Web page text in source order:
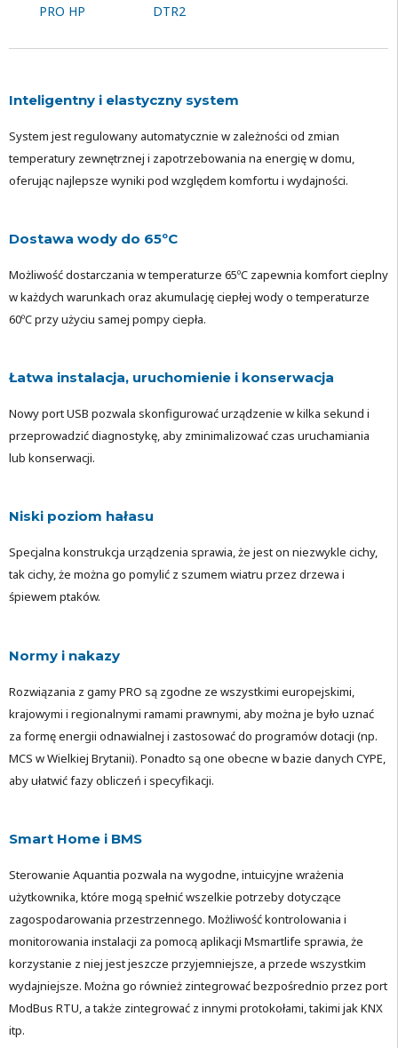
PRO HP
DTR2
Inteligentny i elastyczny system
System jest regulowany automatycznie w zależności od zmian
temperatury zewnętrznej i zapotrzebowania na energię w domu,
oferując najlepsze wyniki pod względem komfortu i wydajności.
Dostawa wody do 65ºC
Możliwość dostarczania w temperaturze 65ºC zapewnia komfort cieplny
w każdych warunkach oraz akumulację ciepłej wody o temperaturze
60ºC przy użyciu samej pompy ciepła.
Łatwa instalacja, uruchomienie i konserwacja
Nowy port USB pozwala skonfigurować urządzenie w kilka sekund i
przeprowadzić diagnostykę, aby zminimalizować czas uruchamiania
lub konserwacji.
Niski poziom hałasu
Specjalna konstrukcja urządzenia sprawia, że jest on niezwykle cichy,
tak cichy, że można go pomylić z szumem wiatru przez drzewa i
śpiewem ptaków.
Normy i nakazy
Rozwiązania z gamy PRO są zgodne ze wszystkimi europejskimi,
krajowymi i regionalnymi ramami prawnymi, aby można je było uznać
za formę energii odnawialnej i zastosować do programów dotacji (np.
MCS w Wielkiej Brytanii). Ponadto są one obecne w bazie danych CYPE,
aby ułatwić fazy obliczeń i specyfikacji.
Smart Home i BMS
Sterowanie Aquantia pozwala na wygodne, intuicyjne wrażenia
użytkownika, które mogą spełnić wszelkie potrzeby dotyczące
zagospodarowania przestrzennego. Możliwość kontrolowania i
monitorowania instalacji za pomocą aplikacji Msmartlife sprawia, że
korzystanie z niej jest jeszcze przyjemniejsze, a przede wszystkim
wydajniejsze. Można go również zintegrować bezpośrednio przez port
ModBus RTU, a także zintegrować z innymi protokołami, takimi jak KNX
itp.